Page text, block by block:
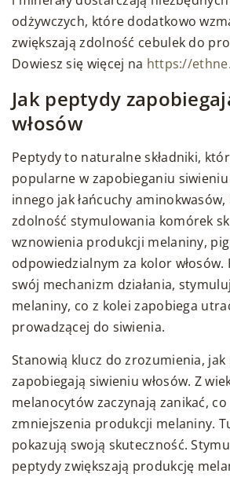
odżywczych, które dodatkowo
zwiększają zdolność cebulek do
Dowiesz się więcej na https://
Jak peptydy
włosów
Peptydy to naturalne składniki,
popularne w zapobieganiu siwieniu
innego jak łańcuchy
zdolność stymulowania komórek
wznowienia produkcji melaniny,
odpowiedzialnym za kolor włosów.
swój mechanizm działania,
melaniny, co z kolei zapobiega
prowadzącej do siwienia.
Stanowią klucz do zrozumienia, jak
zapobiegają siwieniu włosów. Z
melanocytów zaczynają zanikać,
zmniejszenia produkcji melaniny.
pokazują swoją skuteczność.
peptydy zwiększają produkcję